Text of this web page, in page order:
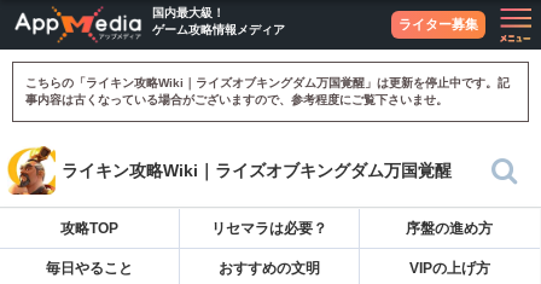
国内最大級！
ゲーム攻略情報メディア
ライター募集
こちらの「ライキン攻略Wiki｜ライズオブキングダム万国覚醒」は更新を停止中です。記
事内容は古くなっている場合がございますので、参考程度にご覧下さいませ。
ライキン攻略Wiki｜ライズオブキングダム万国覚醒
攻略TOP リセマラは必要？ 序盤の進め方
毎日やること おすすめの文明 VIPの上げ方